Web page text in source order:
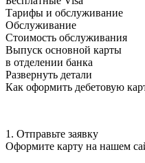
Тарифы и обслуживание
Обслуживание
Стоимость обслуживания
Выпуск основной карты
в отделении банка
Развернуть детали
Как оформить дебетовую
1. Отправьте заявку
Оформите карту на нашем